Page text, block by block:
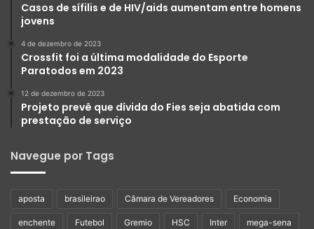
Casos de sífilis e de HIV/aids aumentam entre homens
jovens
4 de dezembro de 2023
Crossfit foi a última modalidade do Esporte
Paratodos em 2023
12 de dezembro de 2023
Projeto prevê que dívida do Fies seja abatida com
prestação de serviço
Navegue por Tags
aposta brasileirao Câmara de Vereadores Economia
enchente Futebol Gremio HSC Inter mega-sena